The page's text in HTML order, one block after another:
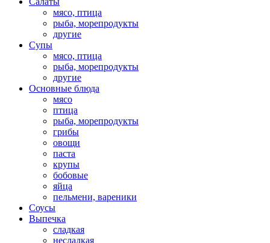
мясо, птица
рыба, морепродукты
другие
Супы
мясо, птица
рыба, морепродукты
другие
Основные блюда
мясо
птица
рыба, морепродукты
грибы
овощи
паста
крупы
бобовые
яйца
пельмени, вареники
Соусы
Выпечка
сладкая
несладкая